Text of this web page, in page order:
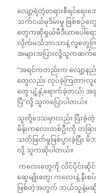
လျော့ရဲတဲ့တရားစီရင်ရေး
သက်ငယ်မုဒိမ်းမှု ဖြစ်စဉ်
တွေကဆိုရှယ်မီဒီယာပေါ်ရေ
လိုက်မသိဘာသာနဲ့ လူတွေကြ
အများအပြားလို့သူကဆက်ပ
“အရင်ကတည်းက လျော့နည်း
တွေလည်း လုပ်ခဲ့ကြတာ၊
တွေ ပျံ့နှံ့ရောက်ခဲ့တယ်၊ အ
ပြီ”လို့ သူကပြောပါတယ်။
သူတို့ဒေသမှာလည်း ပြီးခဲ့
မိန်းကလေးတစ်ဦးကို တခြ
သတ်ဖြတ်မှုဖြစ်ပွားခဲ့ပြီ
လို့ သူကဆိုပါတယ်။
ကလေးတွေကို လိင်ပိုင်းဆိုင်
ဆွေမျိုးတွေ၊ ကလေးနဲ့ နီ
ဖြစ်တဲ့အတွက် ဘယ်သူနဲ့မဆို